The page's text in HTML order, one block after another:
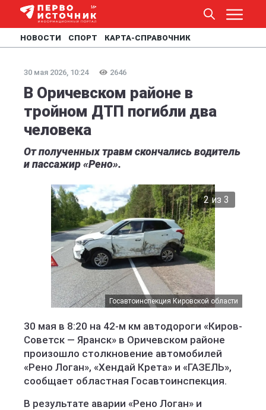
НОВОСТИ СПОРТ КАРТА-СПРАВОЧНИК
30 мая 2026, 10:24 2646
В Оричевском районе в
тройном ДТП погибли два
человека
От полученных травм скончались водитель
и пассажир «Рено».
2 из 3
Госавтоинспекция Кировской области
Госавтоинспекция Кировской области
Госавтоинспекция Кировской области
30 мая в 8:20 на 42-м км автодороги «Киров-
Советск — Яранск» в Оричевском районе
произошло столкновение автомобилей
«Рено Логан», «Хендай Крета» и «ГАЗЕЛЬ»,
сообщает областная Госавтоинспекция.
В результате аварии «Рено Логан» и